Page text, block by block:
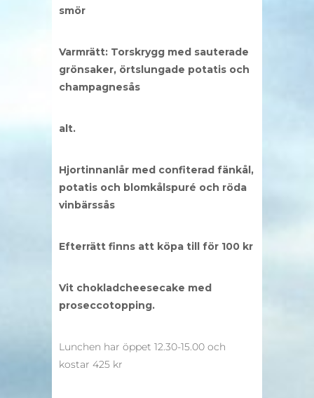
smör
Varmrätt: Torskrygg med sauterade
grönsaker, örtslungade potatis och
champagnesås
alt.
Hjortinnanlår med confiterad fänkål,
potatis och blomkålspuré och röda
vinbärssås
Efterrätt finns att köpa till för 100 kr
Vit chokladcheesecake med
proseccotopping.
Lunchen har öppet 12.30-15.00 och
kostar 425 kr